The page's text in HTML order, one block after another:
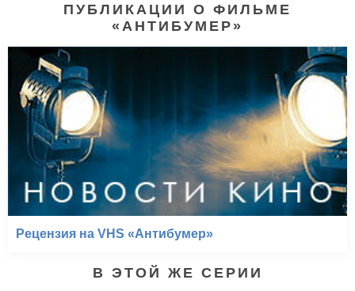
ПУБЛИКАЦИИ О ФИЛЬМЕ
«АНТИБУМЕР»
Рецензия на VHS «Антибумер»
В ЭТОЙ ЖЕ СЕРИИ